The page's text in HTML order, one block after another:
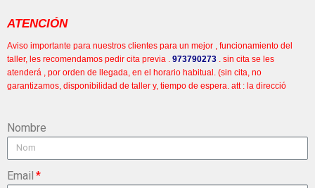
ATENCIÓN
Aviso importante para nuestros clientes para un mejor , funcionamiento del
taller, les recomendamos pedir cita previa . 973790273 . sin cita se les
atenderá , por orden de llegada, en el horario habitual. (sin cita, no
garantizamos, disponibilidad de taller y, tiempo de espera. att : la direcció
Nombre
Email